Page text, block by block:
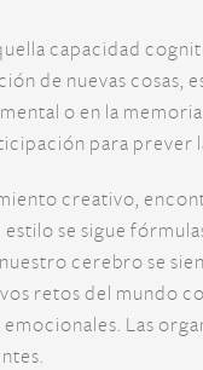
capacidad
de nuevas cosas,
o en la
para
creativo,
se sigue
cerebro se
retos del mundo
Las